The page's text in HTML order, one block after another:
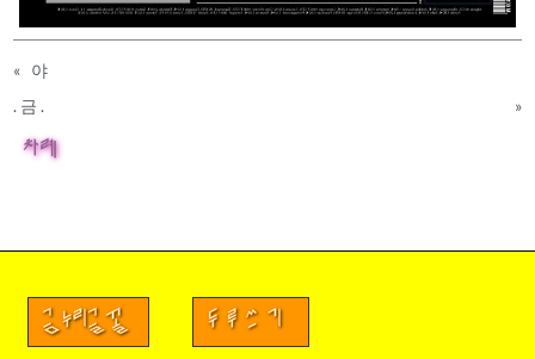
« 야
. 금 .
»
차례
금누리글꼴 두루쓰기